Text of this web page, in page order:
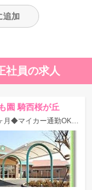
追加
社員の求人
園 騎西桜が丘
◆賞与4.0ヶ月◆マイカー通勤OK♪遊びの中から豊かな感性と思いやりの心を育てる認定こども園！